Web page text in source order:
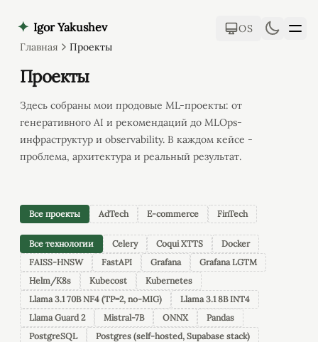
✦ Igor Yakushev
OS
Главная
Проекты
Проекты
Здесь собраны мои продовые ML-проекты: от
генеративного AI и рекомендаций до MLOps-
инфраструктур и observability. В каждом кейсе -
проблема, архитектура и реальный результат.
Все проекты AdTech E-commerce FinTech
Все технологии Celery Coqui XTTS
Docker
FAISS-HNSW
FastAPI Grafana
Grafana LGTM
Helm/K8s
Kubecost
Kubernetes
Llama 3.1 70B NF4 (TP=2, no-MIG)
Llama 3.1 8B INT4
Llama Guard 2
Mistral-7B ONNX
Pandas
PostgreSQL
Postgres (self-hosted, Supabase stack)
Статьи
Обо мне